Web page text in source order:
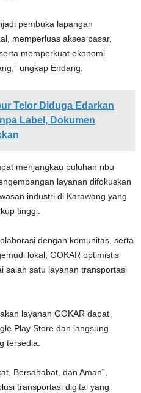
pembuka lapangan
memperluas akses pasar,
memperkuat ekonomi
ungkap Endang.
Telor Diduga Edarkan
Label, Dokumen
menjangkau puluhan ribu
layanan difokuskan
industri di Karawang yang
tinggi.
dengan komunitas, serta
lokal, GOKAR optimistis
salah satu layanan transportasi
layanan GOKAR dapat
Play Store dan langsung
tersedia.
Bersahabat, dan Aman”,
transportasi digital yang